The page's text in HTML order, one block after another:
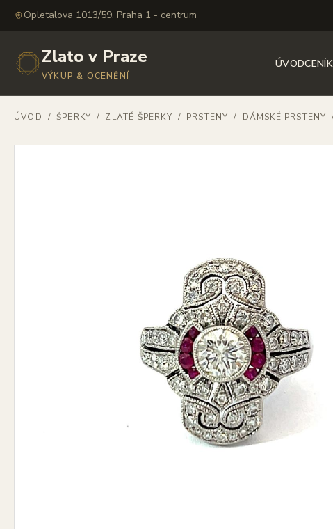
Opletalova 1013/59, Praha 1 - centrum
Zlato v Praze
VÝKUP & OCENĚNÍ
ÚVODCENÍK
ÚVOD / ŠPERKY / ZLATÉ ŠPERKY / PRSTENY / DÁMSKÉ PRSTENY